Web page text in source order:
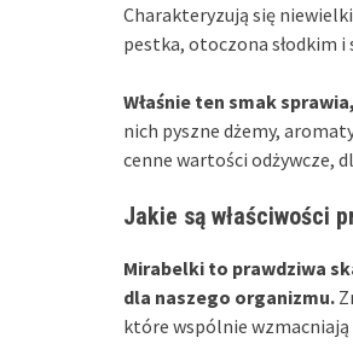
Charakteryzują się
pestka, otoczona słodkim
Właśnie ten smak
nich pyszne dżemy,
cenne wartości odżywcze,
Jakie są właściwości
Mirabelki to prawdziwa
dla naszego organizmu.
które wspólnie